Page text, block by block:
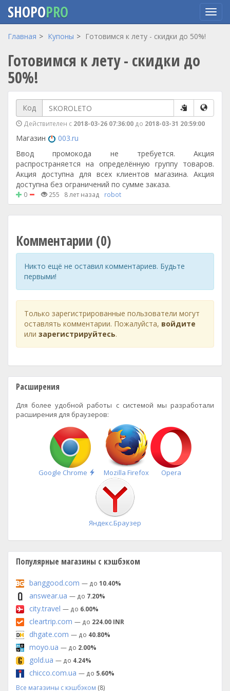
Перейти
основному
содержанию
SHOPOPRO
Главная Купоны Готовимся к лету - скидки до 50%!
Готовимся к лету - скидки до
50%!
Код
Действителен с 2018-03-26 07:36:00 до 2018-03-31 20:59:00
Магазин
003.ru
Ввод промокода не требуется. Акция
распространяется на определённую группу товаров.
Акция доступна для всех клиентов магазина. Акция
доступна без ограничений по сумме заказа.
0 255 8 лет назад robot
Комментарии (0)
Никто ещё не оставил комментариев. Будьте
первыми!
Только зарегистрированные пользователи могут
оставлять комментарии. Пожалуйста, войдите
или зарегистрируйтесь.
Расширения
Для более удобной работы с системой мы разработали
расширения для браузеров:
Google Chrome
Быстрая
установка
Mozilla Firefox Opera
Яндекс.Браузер
Популярные магазины с кэшбэком
banggood.com — до 10.40%
answear.ua — до 7.20%
city.travel — до 6.00%
cleartrip.com — до 224.00 INR
dhgate.com — до 40.80%
moyo.ua — до 2.00%
gold.ua — до 4.24%
chicco.com.ua — до 5.60%
Все магазины с кэшбэком (8)